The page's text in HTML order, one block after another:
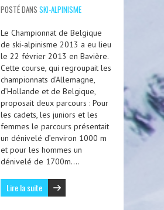
POSTÉ DANS SKI-ALPINISME
Le Championnat de Belgique
de ski-alpinisme 2013 a eu lieu
le 22 février 2013 en Bavière.
Cette course, qui regroupait les
championnats d’Allemagne,
d’Hollande et de Belgique,
proposait deux parcours : Pour
les cadets, les juniors et les
femmes le parcours présentait
un dénivelé d’environ 1000 m
et pour les hommes un
dénivelé de 1700m….
Lire la suite